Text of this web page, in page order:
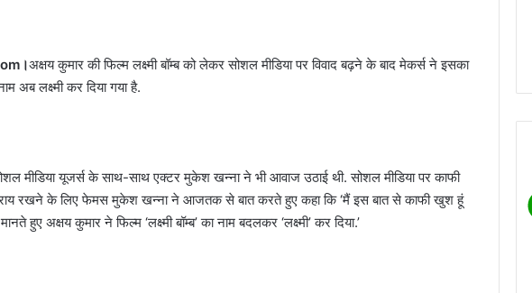
अक्षय कुमार की फिल्म लक्ष्मी बॉम्ब को लेकर सोशल मीडिया पर विवाद बढ़ने के बाद मेकर्स ने इसका
अब लक्ष्मी कर दिया गया है.
मीडिया यूजर्स के साथ-साथ एक्टर मुकेश खन्ना ने भी आवाज उठाई थी. सोशल मीडिया पर काफी
राय रखने के लिए फेमस मुकेश खन्ना ने आजतक से बात करते हुए कहा कि ‘मैं इस बात से काफी खुश हूं
हुए अक्षय कुमार ने फिल्म ‘लक्ष्मी बॉम्ब’ का नाम बदलकर ‘लक्ष्मी’ कर दिया.’